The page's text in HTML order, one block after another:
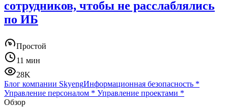
сотрудников, чтобы не расслаблялись
по ИБ
Простой
11 мин
28K
Блог компании SkyengИнформационная безопасность *
Управление персоналом * Управление проектами *
Обзор